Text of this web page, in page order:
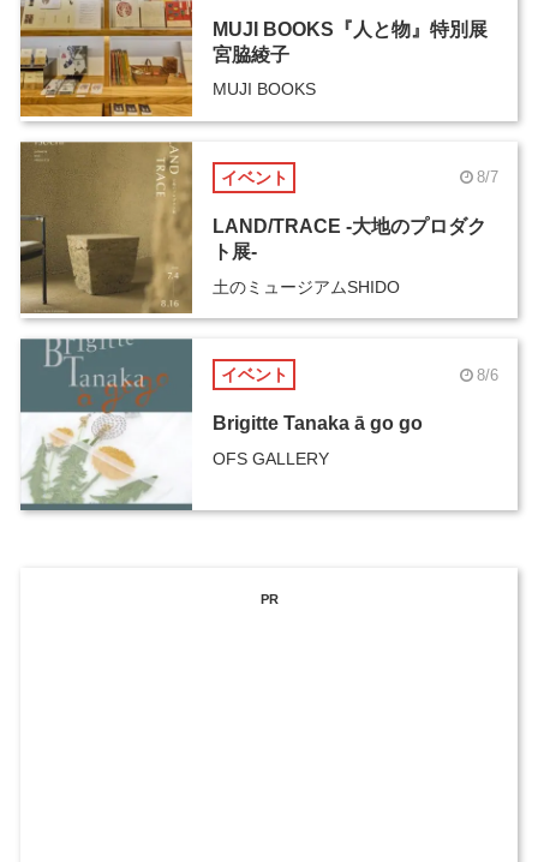
MUJI BOOKS『人と物』特別展
宮脇綾子
MUJI BOOKS
イベント 8/7
LAND/TRACE -大地のプロダク
ト展-
土のミュージアムSHIDO
イベント 8/6
Brigitte Tanaka ā go go
OFS GALLERY
PR